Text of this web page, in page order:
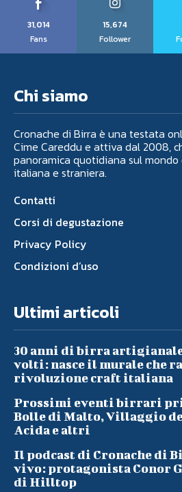
31,014
Fans
15,674
Follower
Chi siamo
Cronache di Birra è una testata
Cime Careddu e attiva dal 2008,
panoramica quotidiana sul
italiana e straniera.
Contatti
Corsi di degustazione
Privacy Policy
Condizioni d’uso
Ultimi articoli
30 anni di birra
volti: nasce il murale che
rivoluzione craft italiana
Prossimi eventi birrari
Bolle di Malto, Villaggio
Acida e altri
Il podcast di Cronache di
vivo: protagonista Conor
di Hilltop